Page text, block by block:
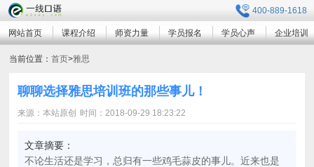
400-889-1618
网站首页 课程介绍 师资力量 学员报名 学员心声 企业培训
当前位置：首页>雅思
聊聊选择雅思培训班的那些事儿！
来源：本站原创 时间：2018-09-29 18:23:22
文章摘要：
不论生活还是学习，总归有一些鸡毛蒜皮的事儿。近来也是